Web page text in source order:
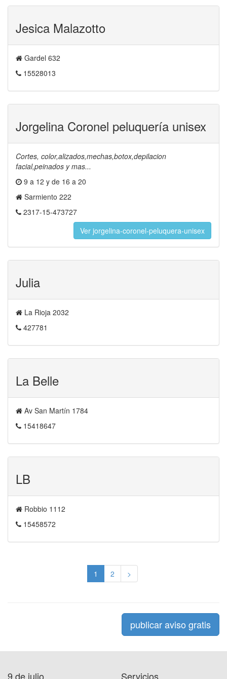
Jesica Malazotto
Gardel 632
15528013
Jorgelina Coronel peluquería unisex
Cortes, color,alizados,mechas,botox,depilacion
facial,peinados y mas...
9 a 12 y de 16 a 20
Sarmiento 222
2317-15-473727
Ver jorgelina-coronel-peluquera-unisex
Julia
La Rioja 2032
427781
La Belle
Av San Martín 1784
15418647
LB
Robbio 1112
15458572
1 2 >
publicar aviso gratis
9 de julio Servicios